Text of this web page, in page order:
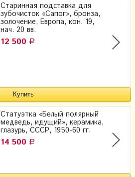
Старинная подставка для
зубочисток «Сапог», бронза,
золочение, Европа, кон. 19,
нач. 20 вв.
12 500 Р
Статуэтка «Белый полярный
медведь, идущий», керамика,
глазурь, СССР, 1950-60 гг.
14 500 Р